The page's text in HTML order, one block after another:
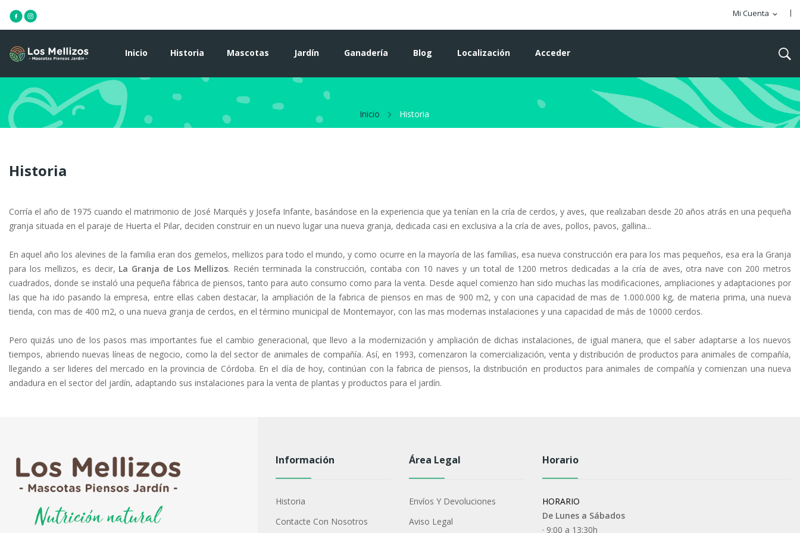
Mi Cuenta expand_more
Inicio Historia Mascotas Jardín Ganadería Blog Localización Acceder
Inicio Historia
Historia
Corría el año de 1975 cuando el matrimonio de José Marqués y Josefa Infante, basándose en la experiencia que ya tenían en la cría de cerdos, y aves, que realizaban desde 20 años atrás en una pequeña
granja situada en el paraje de Huerta el Pilar, deciden construir en un nuevo lugar una nueva granja, dedicada casi en exclusiva a la cría de aves, pollos, pavos, gallina...
En aquel año los alevines de la familia eran dos gemelos, mellizos para todo el mundo, y como ocurre en la mayoría de las familias, esa nueva construcción era para los mas pequeños, esa era la Granja
para los mellizos, es decir, La Granja de Los Mellizos. Recién terminada la construcción, contaba con 10 naves y un total de 1200 metros dedicadas a la cría de aves, otra nave con 200 metros
cuadrados, donde se instaló una pequeña fábrica de piensos, tanto para auto consumo como para la venta. Desde aquel comienzo han sido muchas las modificaciones, ampliaciones y adaptaciones por
las que ha ido pasando la empresa, entre ellas caben destacar, la ampliación de la fabrica de piensos en mas de 900 m2, y con una capacidad de mas de 1.000.000 kg, de materia prima, una nueva
tienda, con mas de 400 m2, o una nueva granja de cerdos, en el término municipal de Montemayor, con las mas modernas instalaciones y una capacidad de más de 10000 cerdos.
Pero quizás uno de los pasos mas importantes fue el cambio generacional, que llevo a la modernización y ampliación de dichas instalaciones, de igual manera, que el saber adaptarse a los nuevos
tiempos, abriendo nuevas líneas de negocio, como la del sector de animales de compañía. Así, en 1993, comenzaron la comercialización, venta y distribución de productos para animales de compañía,
llegando a ser lideres del mercado en la provincia de Córdoba. En el día de hoy, continúan con la fabrica de piensos, la distribución en productos para animales de compañía y comienzan una nueva
andadura en el sector del jardín, adaptando sus instalaciones para la venta de plantas y productos para el jardín.
Información
Historia
Contacte Con Nosotros
Área Legal
Envíos Y Devoluciones
Aviso Legal
Horario
HORARIO
De Lunes a Sábados
· 9:00 a 13:30h